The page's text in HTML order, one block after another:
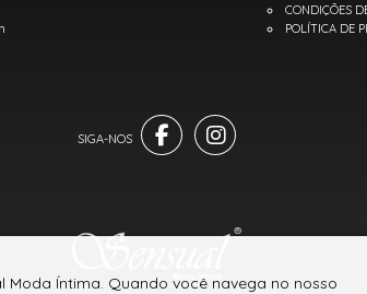
CONDIÇÕES
POLÍTICA DE
Moda Íntima. Quando você navega no nosso